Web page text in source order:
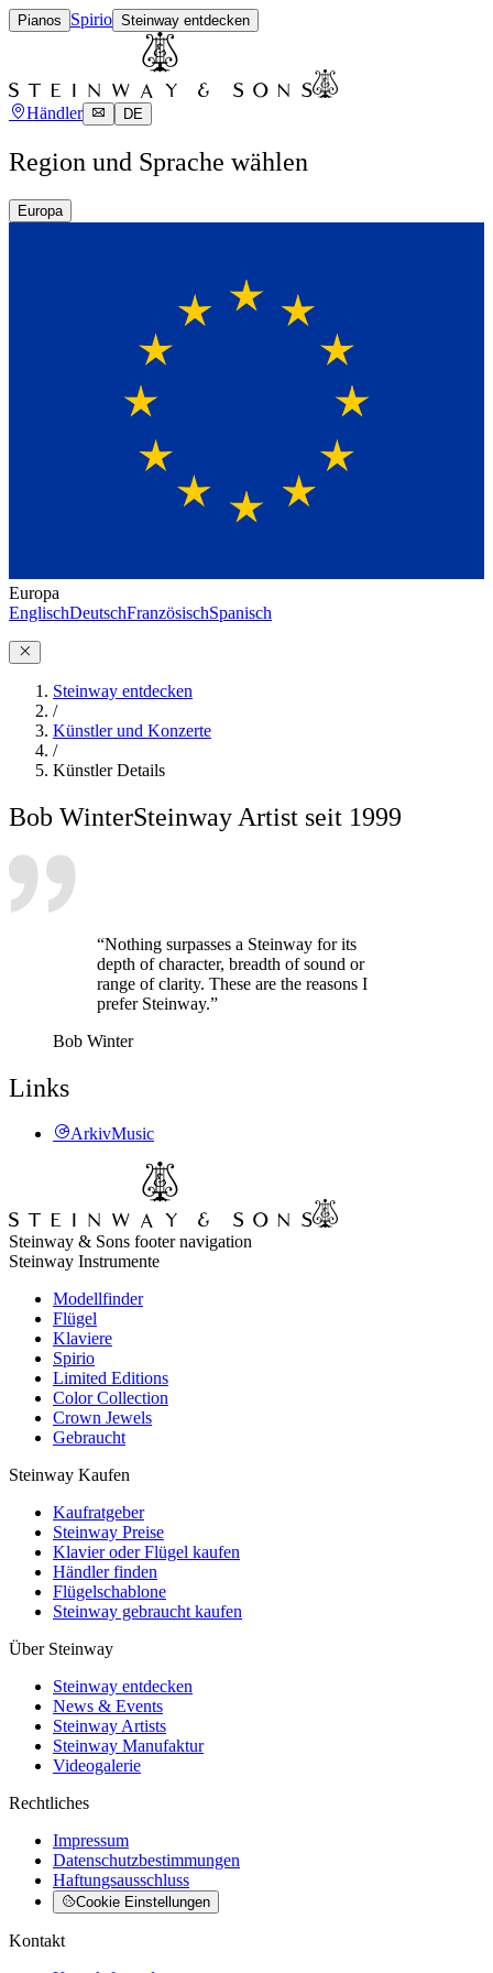
Pianos Spirio Steinway entdecken
Händler DE
Region und Sprache wählen
Europa
Europa
EnglischDeutschFranzösischSpanisch
Steinway entdecken
/
Künstler und Konzerte
/
Künstler Details
Bob WinterSteinway Artist seit 1999
“Nothing surpasses a Steinway for its
depth of character, breadth of sound or
range of clarity. These are the reasons I
prefer Steinway.”
Bob Winter
Links
ArkivMusic
Steinway & Sons footer navigation
Steinway Instrumente
Modellfinder
Flügel
Klaviere
Spirio
Limited Editions
Color Collection
Crown Jewels
Gebraucht
Steinway Kaufen
Kaufratgeber
Steinway Preise
Klavier oder Flügel kaufen
Händler finden
Flügelschablone
Steinway gebraucht kaufen
Über Steinway
Steinway entdecken
News & Events
Steinway Artists
Steinway Manufaktur
Videogalerie
Rechtliches
Impressum
Datenschutzbestimmungen
Haftungsausschluss
Cookie Einstellungen
Kontakt